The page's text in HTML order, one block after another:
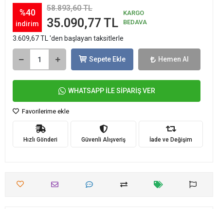
%40
indirim
58.893,60 TL
35.090,77 TL
KARGO
BEDAVA
3.609,67 TL 'den başlayan taksitlerle
Sepete Ekle Hemen Al
WHATSAPP İLE SİPARİŞ VER
Favorilerime ekle
Hızlı Gönderi Güvenli Alışveriş İade ve Değişim